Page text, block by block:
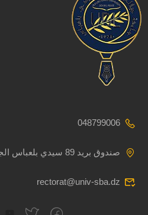
048799006
صندوق بريد 89 سيدي بلعباس الجزائر
rectorat@univ-sba.dz